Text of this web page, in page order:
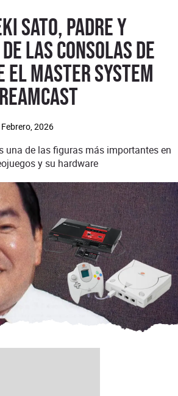
Sato, padre y
las consolas de
el Master System
2026
una de las figuras más importantes en
y su hardware